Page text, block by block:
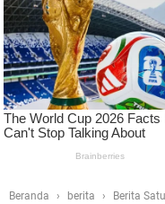
Beranda berita Berita